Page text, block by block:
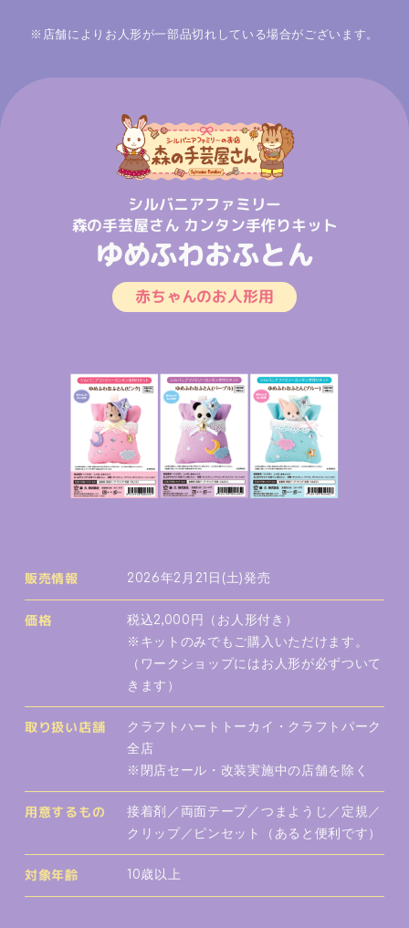
※店舗によりお人形が一部品切れしている場合がございます。
シルバニアファミリー
森の手芸屋さん カンタン手作りキット
ゆめふわおふとん
赤ちゃんのお人形用
販売情報 2026年2月21日(土)発売
価格
税込2,000円（お人形付き）
※キットのみでもご購入いただけます。
（ワークショップにはお人形が必ずついて
きます）
取り扱い店舗
クラフトハートトーカイ・クラフトパーク
全店
※閉店セール・改装実施中の店舗を除く
用意するもの
接着剤／両面テープ／つまようじ／定規／
クリップ／ピンセット（あると便利です）
対象年齢 10歳以上